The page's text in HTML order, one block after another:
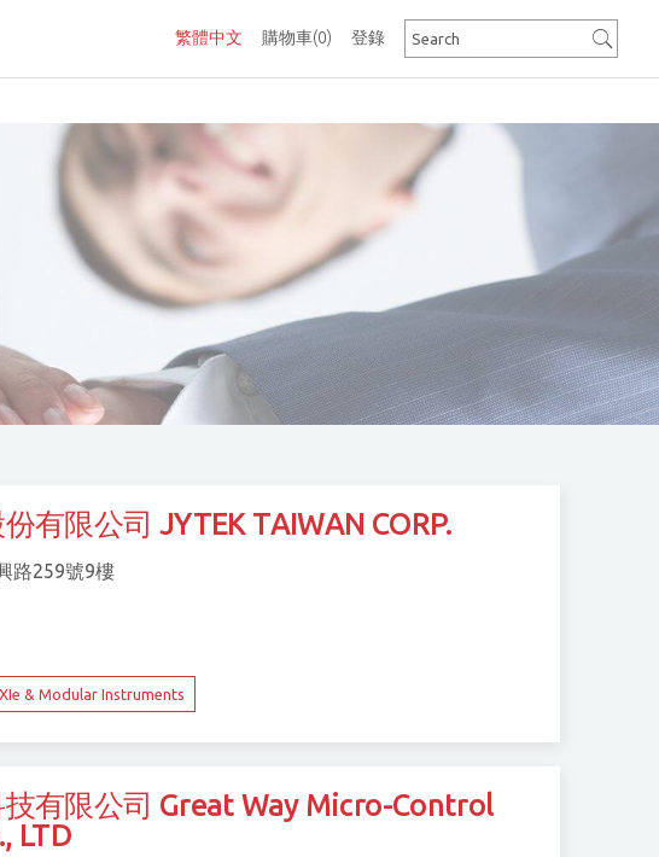
購物車(0)
繁體中文 登錄
有限公司 JYTEK TAIWAN CORP.
路259號9樓
& Modular Instruments
技有限公司 Great Way Micro-Control
LTD